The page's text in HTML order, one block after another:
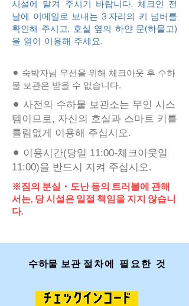
시설에 맡겨 주시기 바랍니다. 체크인 전
날에 이메일로 보내는 3 자리의 키 넘버를
확인해 주시고, 호실 옆의 하얀 문(하물고)
을 열어 이용해 주세요.
⚫︎ 숙박자님 우선을 위해 체크아웃 후 수하
물 보관은 받을 수 없습니다.
⚫︎ 사전의 수하물 보관소는 무인 시스
템이므로, 자신의 호실과 스마트 키를
틀림없게 이용해 주십시오.
⚫︎ 이용시간(당일 11:00-체크아웃일
11:00)을 반드시 지켜 주십시오.
※짐의 분실・도난 등의 트러블에 관해
서는, 당 시설은 일절 책임을 지지 않습니
다.
수하물 보관 절차에 필요한 것